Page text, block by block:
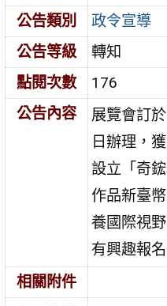
公告類別
政令宣導
公告等級
轉知
點閱次數
176
公告內容
展覽會訂
日辦理，
設立「奇
作品新臺
養國際視
有興趣報
相關附件